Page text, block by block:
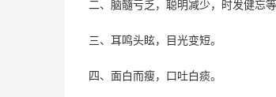
二、脑髓亏乏，聪明减少，时发健忘等
三、耳鸣头眩，目光变短。
四、面白而瘦，口吐白痰。